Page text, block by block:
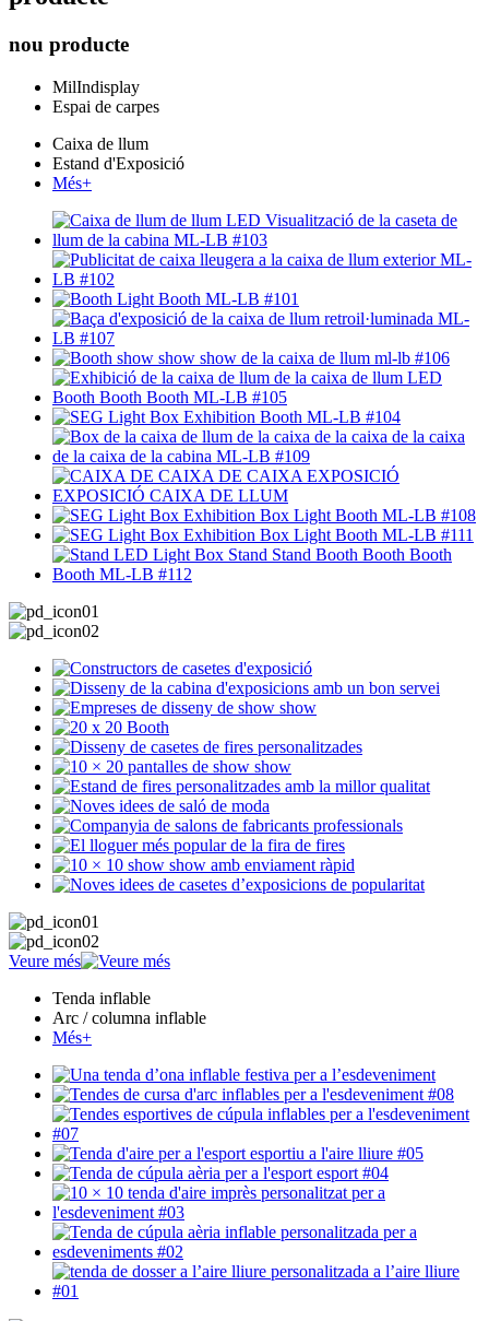
nou producte
MilIndisplay
Espai de carpes
Caixa de llum
Estand d'Exposició
Més+
Veure més
Tenda inflable
Arc / columna inflable
Més+